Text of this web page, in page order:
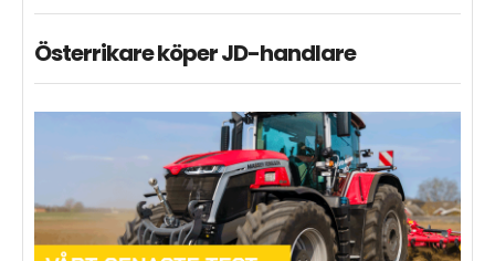
Österrikare köper JD-handlare